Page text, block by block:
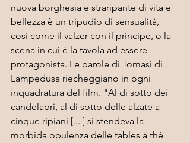
nuova borghesia e straripante di vita e
bellezza è un tripudio di sensualità,
così come il valzer con il principe, o la
scena in cui è la tavola ad essere
protagonista. Le parole di Tomasi di
Lampedusa riecheggiano in ogni
inquadratura del film. "Al di sotto dei
candelabri, al di sotto delle alzate a
cinque ripiani [... ] si stendeva la
morbida opulenza delle tables à thé